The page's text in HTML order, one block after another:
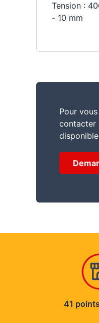
Tension :
- 10 mm
Pour
contacter
41